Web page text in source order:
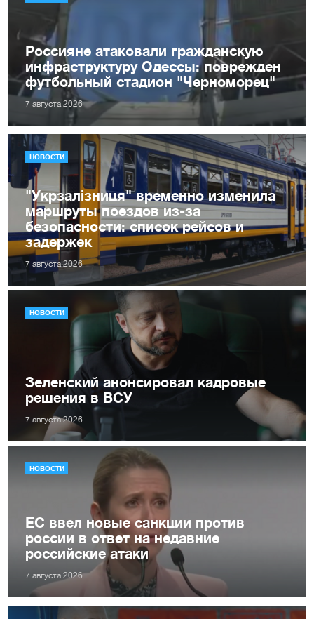
Россияне атаковали гражданскую
инфраструктуру Одессы: поврежден
футбольный стадион "Черноморец"
7 августа 2026
НОВОСТИ
"Укрзалізниця" временно изменила
маршруты поездов из-за
безопасности: список рейсов и
задержек
7 августа 2026
НОВОСТИ
Зеленский анонсировал кадровые
решения в ВСУ
7 августа 2026
НОВОСТИ
ЕС ввел новые санкции против
россии в ответ на недавние
российские атаки
7 августа 2026